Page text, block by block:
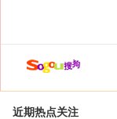
近期热点关注